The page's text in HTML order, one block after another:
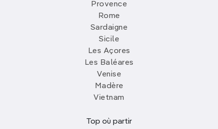
Provence
Rome
Sardaigne
Sicile
Les Açores
Les Baléares
Venise
Madère
Vietnam
Top où partir